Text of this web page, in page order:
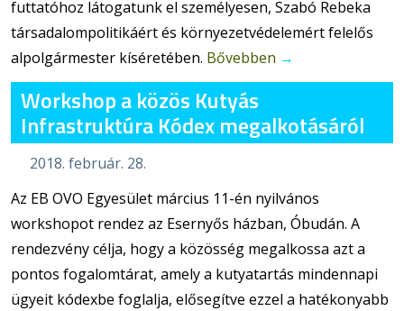
futtatóhoz látogatunk el személyesen, Szabó Rebeka
társadalompolitikáért és környezetvédelemért felelős
alpolgármester kíséretében. Bővebben →
Workshop a közös Kutyás
Infrastruktúra Kódex megalkotásáról
2018. február. 28.
Az EB OVO Egyesület március 11-én nyilvános
workshopot rendez az Esernyős házban, Óbudán. A
rendezvény célja, hogy a közösség megalkossa azt a
pontos fogalomtárat, amely a kutyatartás mindennapi
ügyeit kódexbe foglalja, elősegítve ezzel a hatékonyabb